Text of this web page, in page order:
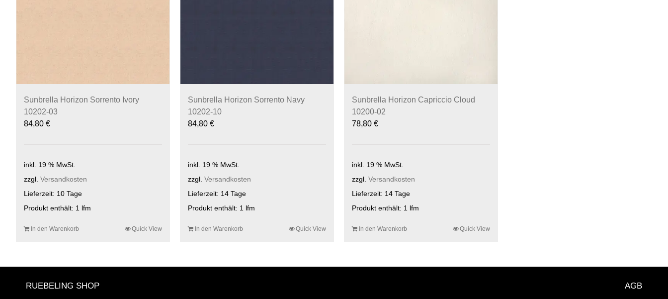
Sunbrella Horizon Sorrento Ivory
10202-03
84,80 €
inkl. 19 % MwSt.
zzgl. Versandkosten
Lieferzeit: 10 Tage
Produkt enthält: 1 lfm
In den Warenkorb Quick View
Sunbrella Horizon Sorrento Navy
10202-10
84,80 €
inkl. 19 % MwSt.
zzgl. Versandkosten
Lieferzeit: 14 Tage
Produkt enthält: 1 lfm
In den Warenkorb Quick View
Sunbrella Horizon Capriccio Cloud
10200-02
78,80 €
inkl. 19 % MwSt.
zzgl. Versandkosten
Lieferzeit: 14 Tage
Produkt enthält: 1 lfm
In den Warenkorb Quick View
RUEBELING SHOP AGB